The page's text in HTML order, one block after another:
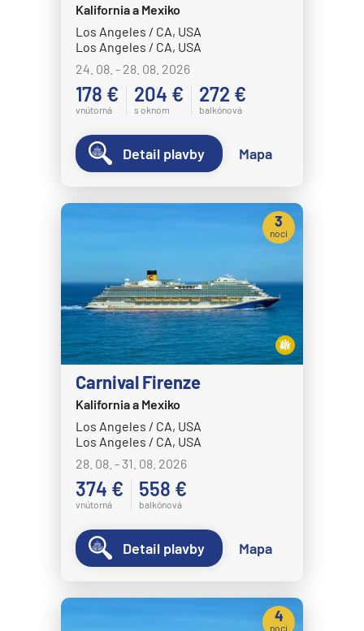
Kalifornia a Mexiko
Los Angeles / CA, USA
Los Angeles / CA, USA
24. 08. - 28. 08. 2026
178 €
vnútorná
204 €
s oknom
272 €
balkónová
Detail plavby Mapa
Carnival Firenze
Kalifornia a Mexiko
Los Angeles / CA, USA
Los Angeles / CA, USA
28. 08. - 31. 08. 2026
374 €
vnútorná
558 €
balkónová
3
noci
Detail plavby Mapa
4
noci